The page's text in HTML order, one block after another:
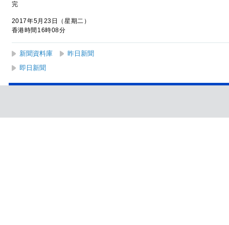
完
2017年5月23日（星期二）
香港時間16時08分
新聞資料庫
昨日新聞
即日新聞